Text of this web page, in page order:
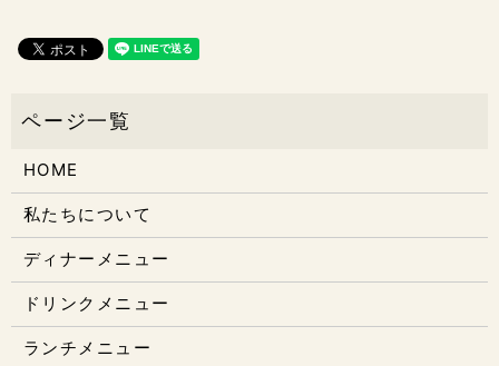
HOME
私たちについて
ディナーメニュー
ドリンクメニュー
ランチメニュー